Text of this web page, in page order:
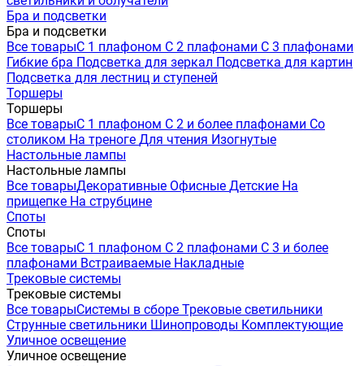
Бра и подсветки
Бра и подсветки
Все товарыС 1 плафоном С 2 плафонами С 3 плафонами
Гибкие бра Подсветка для зеркал Подсветка для картин
Подсветка для лестниц и ступеней
Торшеры
Торшеры
Все товарыС 1 плафоном С 2 и более плафонами Со
столиком На треноге Для чтения Изогнутые
Настольные лампы
Настольные лампы
Все товарыДекоративные Офисные Детские На
прищепке На струбцине
Споты
Споты
Все товарыС 1 плафоном С 2 плафонами С 3 и более
плафонами Встраиваемые Накладные
Трековые системы
Трековые системы
Все товарыСистемы в сборе Трековые светильники
Струнные светильники Шинопроводы Комплектующие
Уличное освещение
Уличное освещение